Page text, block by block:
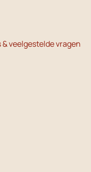
veelgestelde vragen